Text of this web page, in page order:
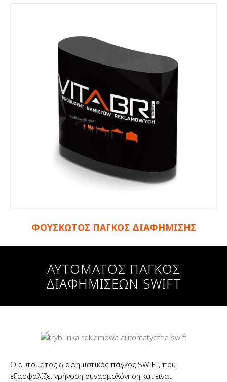
ΦΟΥΣΚΩΤΟΣ ΠΑΓΚΟΣ ΔΙΑΦΗΜΙΣΗΣ
ΑΥΤΟΜΑΤΟΣ ΠΑΓΚΟΣ
ΔΙΑΦΗΜΙΣΕΩΝ SWIFT
Ο αυτόματος διαφημιστικός πάγκος SWIFT, που
εξασφαλίζει γρήγορη συναρμολόγηση και είναι